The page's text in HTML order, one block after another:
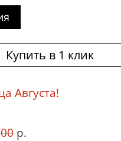
Купить в 1 клик
Августа!
р.